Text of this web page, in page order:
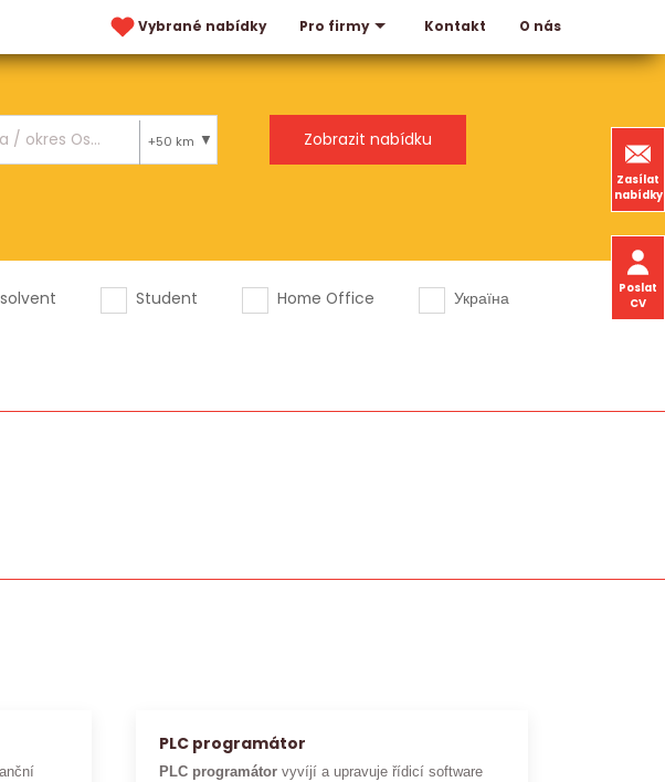
Vybrané nabídky Pro firmy Kontakt O nás
Zasílat
nabídky
Poslat
CV
+50 km
Student Home Office
Україна
PLC programátor
PLC programátor vyvíjí a upravuje řídicí software